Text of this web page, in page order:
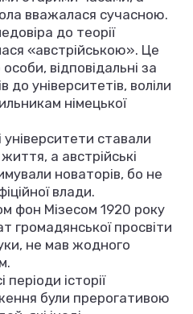
вважалася сучасною.
до теорії
«австрійською». Це
відповідальні за
університетів, воліли
німецької
університети ставали
а австрійські
новаторів, бо не
влади.
фон Мізесом 1920 року
громадянської просвіти
не мав жодного
періоди історії
були прерогативою